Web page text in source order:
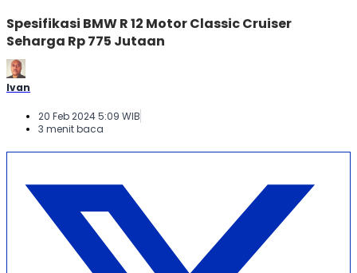
Spesifikasi BMW R 12 Motor Classic Cruiser
Seharga Rp 775 Jutaan
Ivan
20 Feb 2024 5:09 WIB
3 menit baca